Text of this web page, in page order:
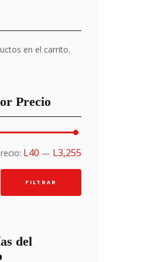
en el carrito.
Precio
mínimo
máximo
FILTRAR
L40 — L3,255
del